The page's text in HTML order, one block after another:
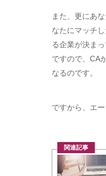
また、更にあ
なたにマッチ
る企業が決ま
ですので、 CA
なるのです。
ですから、エ
関連記事